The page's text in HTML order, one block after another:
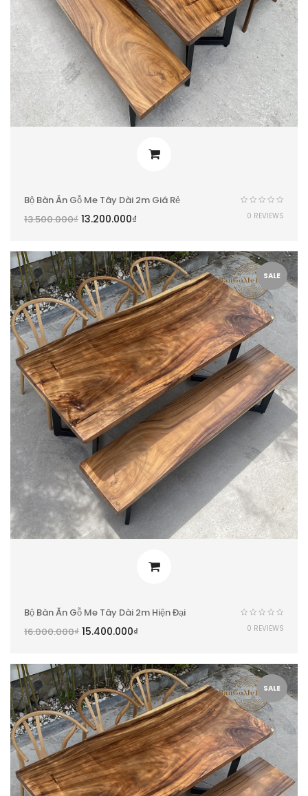
Bộ Bàn Ăn Gỗ Me Tây Dài 2m Giá Rẻ
13.500.000₫ 13.200.000₫ 0 REVIEWS
SALE
Bộ Bàn Ăn Gỗ Me Tây Dài 2m Hiện Đại
16.000.000₫ 15.400.000₫ 0 REVIEWS
SALE